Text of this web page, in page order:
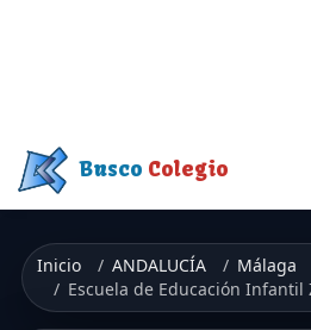
Busco Colegio
Inicio ANDALUCÍA Málaga
Escuela de Educación Infantil